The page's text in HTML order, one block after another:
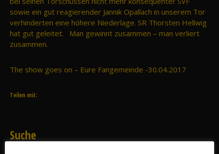
sowie ein gut reagierender Jannik Opallach in unserem Tor
verhinderten eine höhere Niederlage. SR Thorsten Hellwig
hat gut geleitet. Man gewinnt zusammen – man verliert
zusammen.
The show goes on – Eure Fangemeinde -30.04.2017
Teilen mit:
Suche